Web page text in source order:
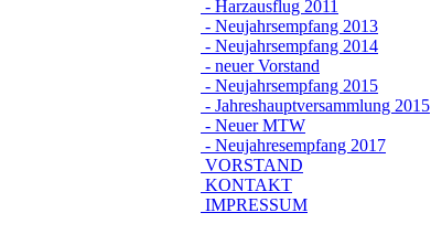
- Harzausflug 2011
- Neujahrsempfang 2013
- Neujahrsempfang 2014
- neuer Vorstand
- Neujahrsempfang 2015
- Jahreshauptversammlung 2015
- Neuer MTW
- Neujahresempfang 2017
VORSTAND
KONTAKT
IMPRESSUM